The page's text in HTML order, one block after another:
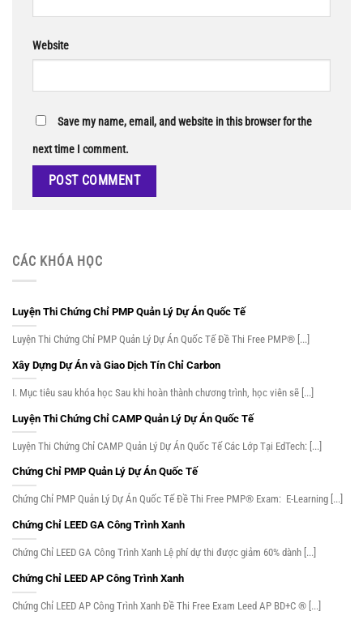
Website
Save my name, email, and website in this browser for the
next time I comment.
CÁC KHÓA HỌC
Luyện Thi Chứng Chỉ PMP Quản Lý Dự Án Quốc Tế
Luyện Thi Chứng Chỉ PMP Quản Lý Dự Án Quốc Tế Đề Thi Free PMP® [...]
Xây Dựng Dự Án và Giao Dịch Tín Chỉ Carbon
I. Mục tiêu sau khóa học Sau khi hoàn thành chương trình, học viên sẽ [...]
Luyện Thi Chứng Chỉ CAMP Quản Lý Dự Án Quốc Tế
Luyện Thi Chứng Chỉ CAMP Quản Lý Dự Án Quốc Tế Các Lớp Tại EdTech: [...]
Chứng Chỉ PMP Quản Lý Dự Án Quốc Tế
Chứng Chỉ PMP Quản Lý Dự Án Quốc Tế Đề Thi Free PMP® Exam: E-Learning [...]
Chứng Chỉ LEED GA Công Trình Xanh
Chứng Chỉ LEED GA Công Trình Xanh Lệ phí dự thi được giảm 60% dành [...]
Chứng Chỉ LEED AP Công Trình Xanh
Chứng Chỉ LEED AP Công Trình Xanh Đề Thi Free Exam Leed AP BD+C ® [...]